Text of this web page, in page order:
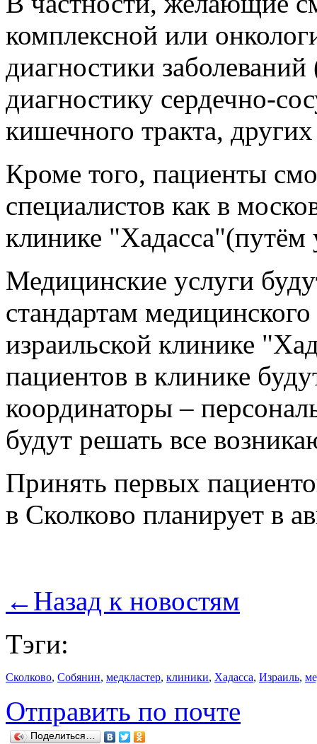
комплексной или
диагностики
диагностику сердечно-
кишечного тракта,
Кроме того, пациенты
специалистов как в
клинике "Хадасса"(путём
Медицинские услуги
стандартам
израильской клинике
пациентов в клинике
координаторы –
будут решать все
Принять первых
в Сколково планирует в
← Назад к новостям
Тэги:
Сколково, Собянин, медкластер, клиники, Хадасса, Израиль,
Отправить по почте
Поделиться…